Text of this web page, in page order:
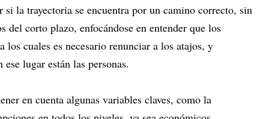
la trayectoria se encuentra por un camino correcto, sin
del corto plazo, enfocándose en entender que los
los cuales es necesario renunciar a los atajos, y
lugar están las personas.
en cuenta algunas variables claves, como la